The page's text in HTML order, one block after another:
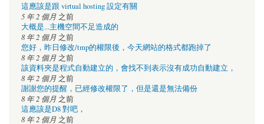
這應該是跟 virtual hosting 設定有關
5 年 2 個月 之前
大概是...主機空間不足造成的
8 年 2 個月 之前
您好，昨日修改/tmp的權限後，今天網站的格式都跑掉了
8 年 2 個月 之前
該資料夾是程式自動建立的，會找不到表示沒有成功自動建立，
8 年 2 個月 之前
謝謝您的提醒，已經修改權限了，但是還是無法備份
8 年 2 個月 之前
這應該是D8 對吧，
8 年 2 個月 之前